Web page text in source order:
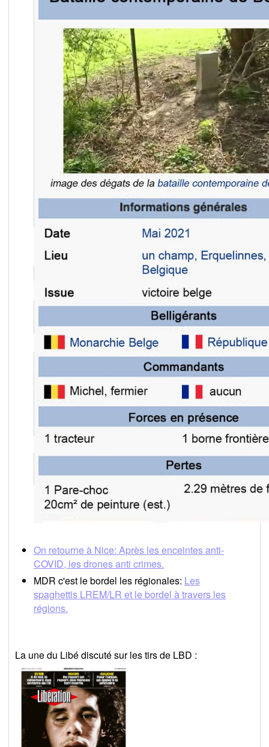
On retourne à Nice: Après les enceintes anti-
COVID, les drones anti crimes.
MDR c'est le bordel les régionales: Les
spaghettis LREM/LR et le bordel à travers les
régions.
La une du Libé discuté sur les tirs de LBD :